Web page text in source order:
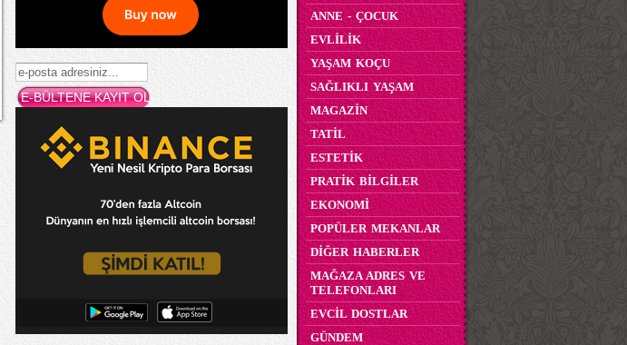
ANNE - ÇOCUK
EVLİLİK
YAŞAM KOÇU
SAĞLIKLI YAŞAM
MAGAZİN
TATİL
ESTETİK
PRATİK BİLGİLER
EKONOMİ
POPÜLER MEKANLAR
DİĞER HABERLER
MAĞAZA ADRES VE
TELEFONLARI
EVCİL DOSTLAR
GÜNDEM